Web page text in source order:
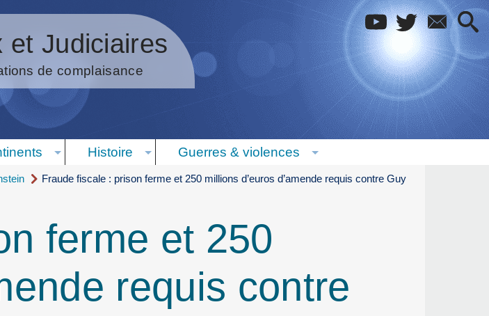
et Judiciaires
de complaisance
Histoire Guerres & violences
Fraude fiscale : prison ferme et 250 millions d’euros d’amende requis contre Guy
ferme et 250
requis contre